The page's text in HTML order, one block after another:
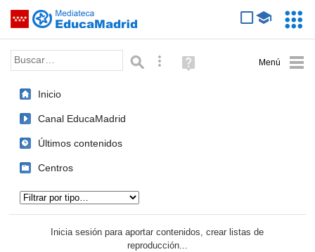
Saltar navegación
Palabra o frase: Búsqueda avanzada
Ayuda
(en
Inicio
Canal EducaMadrid
Últimos contenidos
Centros
Inicia sesión para aportar contenidos, crear listas de
reproducción...